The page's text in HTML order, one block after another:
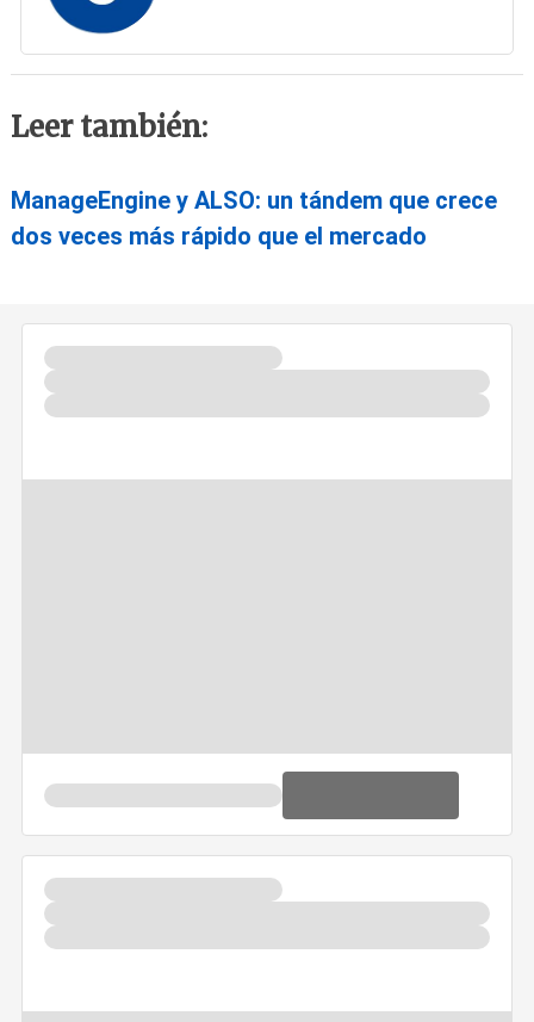
Leer también:
ManageEngine y ALSO: un tándem que crece
dos veces más rápido que el mercado